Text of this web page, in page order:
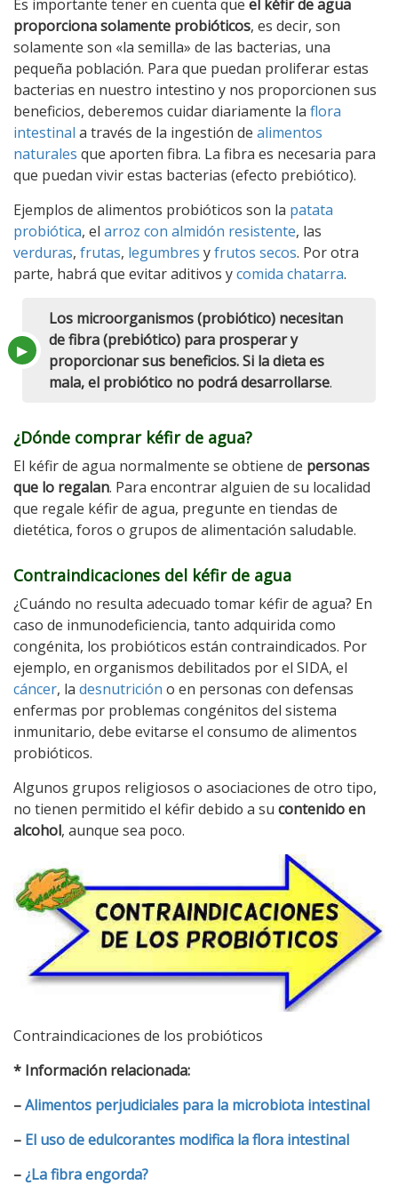
Es importante tener en cuenta que el kéfir de agua
proporciona solamente probióticos, es decir, son
solamente son «la semilla» de las bacterias, una
pequeña población. Para que puedan proliferar estas
bacterias en nuestro intestino y nos proporcionen sus
beneficios, deberemos cuidar diariamente la flora
intestinal a través de la ingestión de alimentos
naturales que aporten fibra. La fibra es necesaria para
que puedan vivir estas bacterias (efecto prebiótico).
Ejemplos de alimentos probióticos son la patata
probiótica, el arroz con almidón resistente, las
verduras, frutas, legumbres yfrutos secos. Por otra
parte, habrá que evitar aditivos ycomida chatarra.
Los microorganismos (probiótico) necesitan
de fibra (prebiótico) para prosperar y
proporcionar sus beneficios. Si la dieta es
mala, el probiótico no podrá desarrollarse.
¿Dónde comprar kéfir de agua?
El kéfir de agua normalmente se obtiene de personas
que lo regalan. Para encontrar alguien de su localidad
que regale kéfir de agua, pregunte en tiendas de
dietética, foros o grupos de alimentación saludable.
Contraindicaciones del kéfir de agua
¿Cuándo no resulta adecuado tomar kéfir de agua? En
caso de inmunodeficiencia, tanto adquirida como
congénita, los probióticos están contraindicados. Por
ejemplo, en organismos debilitados por el SIDA, el
cáncer, la desnutrición o en personas con defensas
enfermas por problemas congénitos del sistema
inmunitario, debe evitarse el consumo de alimentos
probióticos.
Algunos grupos religiosos o asociaciones de otro tipo,
no tienen permitido el kéfir debido a su contenido en
alcohol, aunque sea poco.
Contraindicaciones de los probióticos
* Información relacionada:
–Alimentos perjudiciales para la microbiota intestinal
– El uso de edulcorantes modifica la flora intestinal
–¿La fibra engorda?